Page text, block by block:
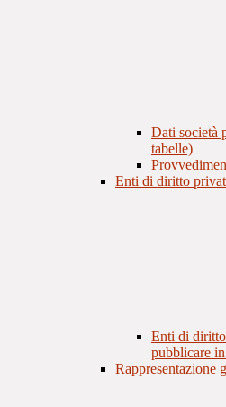
Dati società
tabelle)
Enti di diritto
Enti di
pubblicare
Rappresentazione